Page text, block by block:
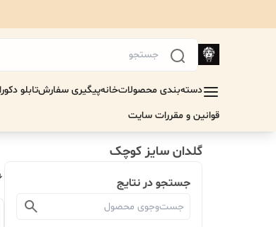
دسته‌بندی محصولاتخانهپیگیری سفارشتابلو
قوانین و مقررات سایت
گلدان سایز کوچک
جستجو در نتایج